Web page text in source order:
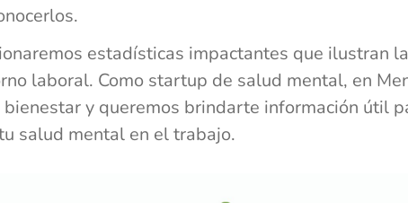
estadísticas impactantes que ilustran
laboral. Como startup de salud mental, en
y queremos brindarte información útil
salud mental en el trabajo.